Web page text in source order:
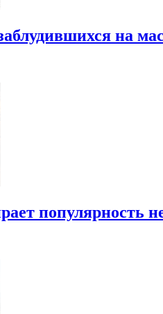
на
популярность